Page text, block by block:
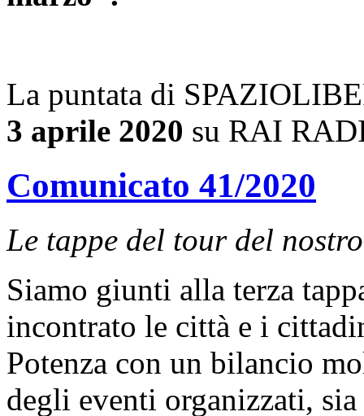
La puntata di
3 aprile 2020 su RAI
Comunicato 41/2020
Le tappe del tour del
Siamo giunti alla terza
incontrato le città e i
Potenza con un bilancio
degli eventi organizzati,